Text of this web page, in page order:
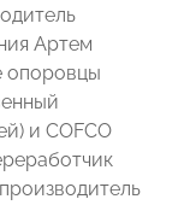
Артем
опоровцы
и COFCO